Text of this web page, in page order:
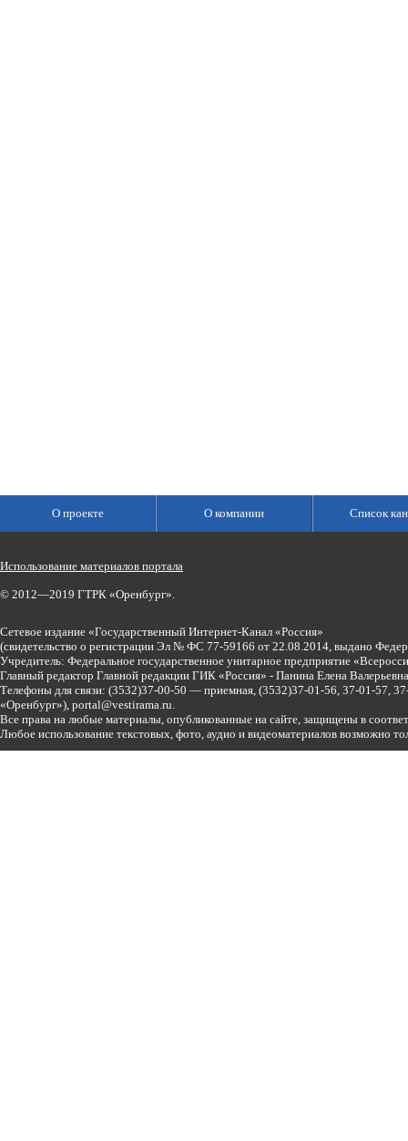
О проекте О компании Список
Использование материалов портала
© 2012—2019 ГТРК «Оренбург».
Сетевое издание «Государственный Интернет-Канал «Россия»
(свидетельство о регистрации Эл № ФС 77-59166 от 22.08.2014, выдано
Учредитель: Федеральное государственное унитарное предприятие
Главный редактор Главной редакции ГИК «Россия» - Панина Елена
Телефоны для связи: (3532)37-00-50 — приемная, (3532)37-01-56, 37-01-57,
«Оренбург»), portal@vestirama.ru.
Все права на любые материалы, опубликованные на сайте, защищены в
Любое использование текстовых, фото, аудио и видеоматериалов возможно